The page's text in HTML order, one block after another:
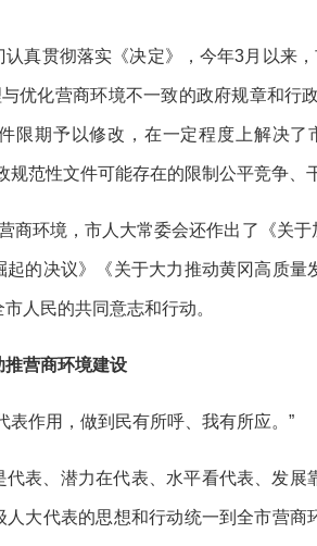
真贯彻落实《决定》，今年3月以来
与优化营商环境不一致的政府规章和行
限期予以修改，在一定程度上解决了
规范性文件可能存在的限制公平竞争、
商环境，市人大常委会还作出了《关
起的决议》《关于大力推动黄冈高质
人民的共同意志和行动。
营商环境建设
表作用，做到民有所呼、我有所应。”
代表、潜力在代表、水平看代表、发
人大代表的思想和行动统一到全市营